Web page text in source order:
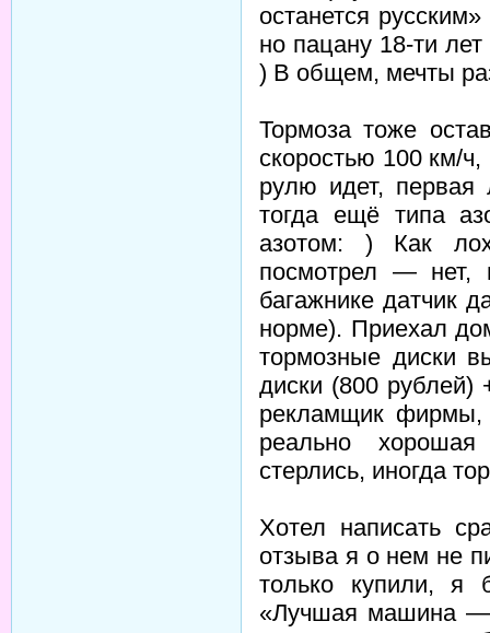
останется
но пацану 18-ти
) В общем, мечты
Тормоза тоже
скоростью 100 км/
рулю идет, первая
тогда ещё типа
азотом: ) Как
посмотрел — нет,
багажнике датчик
норме). Приехал
тормозные диски
диски (800 рублей)
рекламщик фирмы,
реально
стерлись, иногда
Хотел написать
отзыва я о нем не
только купили, я
«Лучшая машина